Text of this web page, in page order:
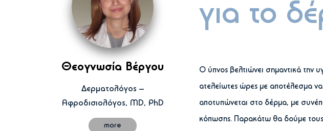
Θεογνωσία Βέργου
Δερματολόγος –
Αφροδισιολόγος, MD, PhD
more
για το
Ο ύπνος βελτιώνει σημαντικά την
ατελείωτες ώρες με αποτέλεσμα
αποτυπώνεται στο δέρμα, με
κόπωσης. Παρακάτω θα δούμε τους